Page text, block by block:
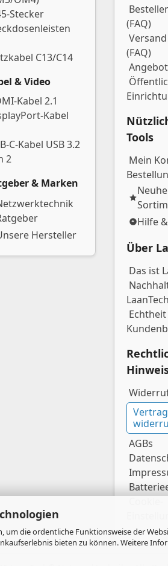
die ordentliche Funktionsweise der
bieten zu können. Weitere
Stecker
C13/C14
& Video
Kabel 2.1
Kabel
C-Kabel USB 3.2
2
& Marken
Hersteller
(FAQ)
(FAQ)
Tools
Mein
Hilfe
Über
Das ist
Echtheit
Vertrag
AGBs